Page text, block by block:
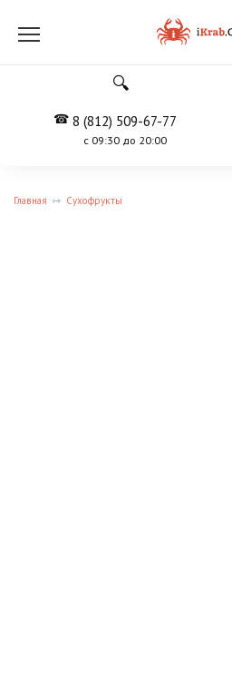
содержанию
8 (812) 509-67-77
с 09:30 до 20:00
Главная Сухофрукты